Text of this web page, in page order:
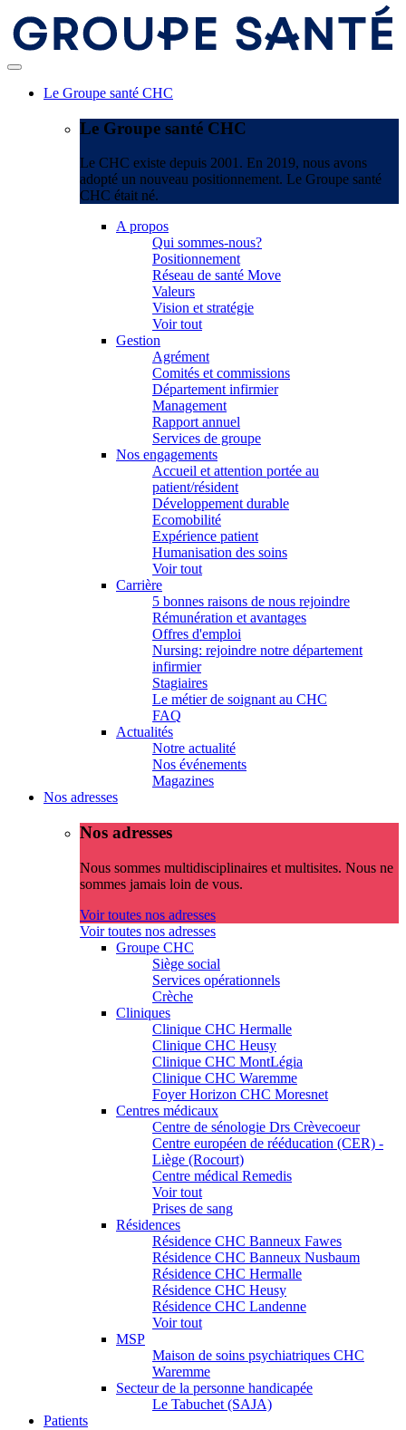
Le Groupe santé CHC
Le Groupe santé CHC
Le CHC existe depuis 2001. En 2019, nous avons
adopté un nouveau positionnement. Le Groupe santé
CHC était né.
A propos
Qui sommes-nous?
Positionnement
Réseau de santé Move
Valeurs
Vision et stratégie
Voir tout
Gestion
Agrément
Comités et commissions
Département infirmier
Management
Rapport annuel
Services de groupe
Nos engagements
Accueil et attention portée au
patient/résident
Développement durable
Ecomobilité
Expérience patient
Humanisation des soins
Voir tout
Carrière
5 bonnes raisons de nous rejoindre
Rémunération et avantages
Offres d'emploi
Nursing: rejoindre notre département
infirmier
Stagiaires
Le métier de soignant au CHC
FAQ
Actualités
Notre actualité
Nos événements
Magazines
Nos adresses
Nos adresses
Nous sommes multidisciplinaires et multisites. Nous ne
sommes jamais loin de vous.
Voir toutes nos adresses
Voir toutes nos adresses
Groupe CHC
Siège social
Services opérationnels
Crèche
Cliniques
Clinique CHC Hermalle
Clinique CHC Heusy
Clinique CHC MontLégia
Clinique CHC Waremme
Foyer Horizon CHC Moresnet
Centres médicaux
Centre de sénologie Drs Crèvecoeur
Centre européen de rééducation (CER) -
Liège (Rocourt)
Centre médical Remedis
Voir tout
Prises de sang
Résidences
Résidence CHC Banneux Fawes
Résidence CHC Banneux Nusbaum
Résidence CHC Hermalle
Résidence CHC Heusy
Résidence CHC Landenne
Voir tout
MSP
Maison de soins psychiatriques CHC
Waremme
Secteur de la personne handicapée
Le Tabuchet (SAJA)
Patients